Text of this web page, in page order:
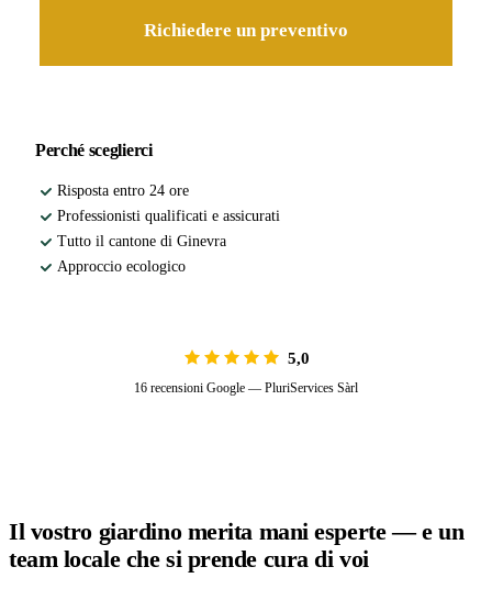
Il vostro giardino merita mani esperte — e un
team locale che si prende cura di voi
Richiedere un preventivo
Perché sceglierci
Risposta entro 24 ore
Professionisti qualificati e assicurati
Tutto il cantone di Ginevra
Approccio ecologico
5,0
16 recensioni Google — PluriServices Sàrl